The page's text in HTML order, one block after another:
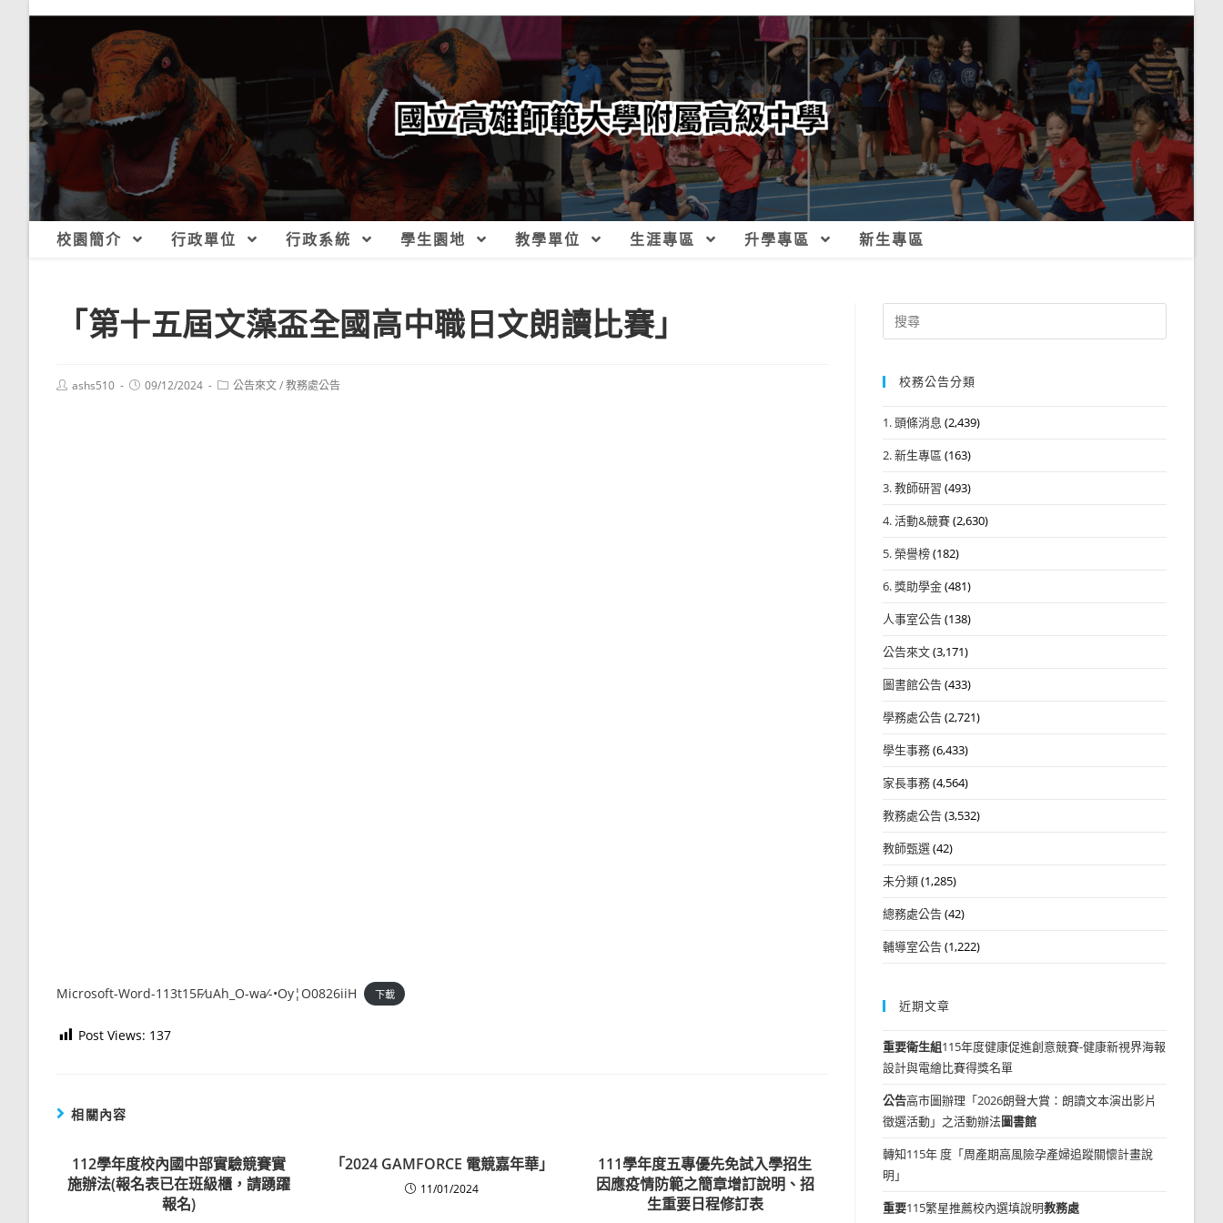
校園簡介 行政單位 行政系統 學生園地 教學單位 生涯專區 升學專區 新生專區
「第十五屆文藻盃全國高中職日文朗讀比賽」
Postashs510
Post09/12/2024
Post公告來文/教務處公告
Microsoft-Word-113t15F⁄uAh_O-wa⁄-•Oy¦O0826iiH 下載
Post Views: 137
相關內容
112學年度校內國中部實驗競賽實
施辦法(報名表已在班級櫃，請踴躍
報名)
「2024 GAMFORCE 電競嘉年華」
11/01/2024
111學年度五專優先免試入學招生
因應疫情防範之簡章增訂說明、招
生重要日程修訂表
Search
for:
校務公告分類
1. 頭條消息 (2,439)
2. 新生專區 (163)
3. 教師研習 (493)
4. 活動&競賽(2,630)
5. 榮譽榜(182)
6. 獎助學金(481)
人事室公告(138)
公告來文(3,171)
圖書館公告(433)
學務處公告(2,721)
學生事務(6,433)
家長事務(4,564)
教務處公告(3,532)
教師甄選(42)
未分類(1,285)
總務處公告(42)
輔導室公告(1,222)
近期文章
重要衛生組115年度健康促進創意競賽-健康新視界海報
設計與電繪比賽得獎名單
公告高市圖辦理「2026朗聲大賞：朗讀文本演出影片
徵選活動」之活動辦法圖書館
轉知115年 度「周產期高風險孕產婦追蹤關懷計畫說
明」
重要115繁星推薦校內選填說明教務處